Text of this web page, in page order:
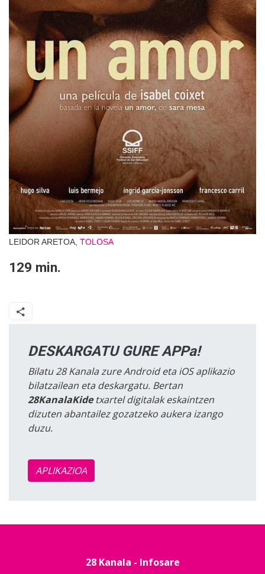
LEIDOR ARETOA, TOLOSA
129 min.
DESKARGATU GURE APPa!
Bilatu 28 Kanala zure Android eta iOS aplikazio
bilatzailean eta deskargatu. Bertan
28KanalaKidetxartel digitalak eskaintzen
dizuten abantailez gozatzeko aukera izango
duzu.
APLIKAZIOA
28 Kanala - Infosare